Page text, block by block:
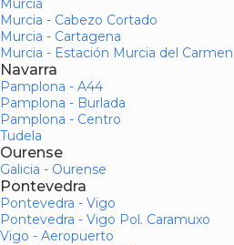
Murcia
Murcia - Cabezo Cortado
Murcia - Cartagena
Murcia - Estación Murcia del Carmen
Navarra
Pamplona - A44
Pamplona - Burlada
Pamplona - Centro
Tudela
Ourense
Galicia - Ourense
Pontevedra
Pontevedra - Vigo
Pontevedra - Vigo Pol. Caramuxo
Vigo - Aeropuerto